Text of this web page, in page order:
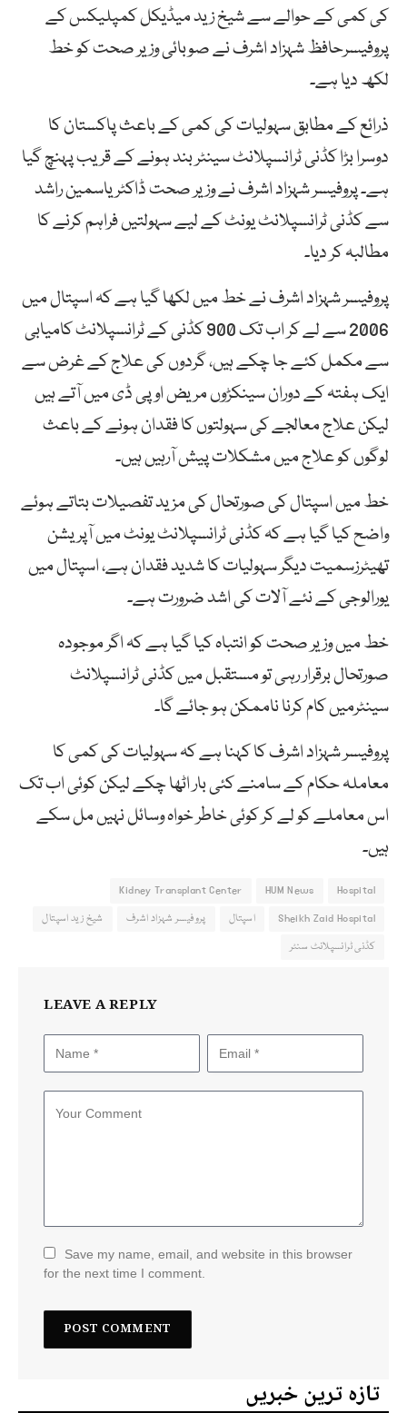
کی کمی کے حوالے سے شیخ زید میڈیکل کمپلیکس کے
پروفیسرحافظ شہزاد اشرف نے صوبائی وزیر صحت کو خط
لکھ دیا ہے۔
ذرائع کے مطابق سہولیات کی کمی کے باعث پاکستان کا
دوسرا بڑا کڈنی ٹرانسپلانٹ سینٹر بند ہونے کے قریب پہنچ گیا
ہے۔ پروفیسر شہزاد اشرف نے وزیر صحت ڈاکٹر یاسمین راشد
سے کڈنی ٹرانسپلانٹ یونٹ کے لیے سہولتیں فراہم کرنے کا
مطالبہ کر دیا۔
پروفیسر شہزاد اشرف نے خط میں لکھا گیا ہے کہ اسپتال میں
2006 سے لے کر اب تک 900 کڈنی کے ٹرانسپلانٹ کامیابی
سے مکمل کئے جا چکے ہیں، گردوں کی علاج کے غرض سے
ایک ہفتہ کے دوران سینکڑوں مریض او پی ڈی میں آتے ہیں
لیکن علاج معالجے کی سہولتوں کا فقدان ہونے کے باعث
لوگوں کو علاج میں مشکلات پیش آرہیں ہیں۔
خط میں اسپتال کی صورتحال کی مزید تفصیلات بتاتے ہوئے
واضح کیا گیا ہے کہ کڈنی ٹرانسپلانٹ یونٹ میں آپریشن
تھیٹرزسمیت دیگر سہولیات کا شدید فقدان ہے، اسپتال میں
یورالوجی کے نئے آلات کی اشد ضرورت ہے۔
خط میں وزیر صحت کو انتباہ کیا گیا ہے کہ اگر موجودہ
صورتحال برقرار رہی تو مستقبل میں کڈنی ٹرانسپلانٹ
سینٹرمیں کام کرنا ناممکن ہو جائے گا۔
پروفیسر شہزاد اشرف کا کہنا ہے کہ سہولیات کی کمی کا
معاملہ حکام کے سامنے کئی بار اٹھا چکے لیکن کوئی اب تک
اس معاملے کو لے کر کوئی خاطر خواہ وسائل نہیں مل سکے
ہیں۔
Hospital
HUM News
Kidney Transplant Center
Sheikh Zaid Hospital
اسپتال پروفیسر شہزاد اشرف
شیخ زید اسپتال
کڈنی ٹرانسپلانٹ سنٹر
LEAVE A REPLY
Save my name, email, and website in this browser
for the next time I comment.
تازہ ترین خبریں